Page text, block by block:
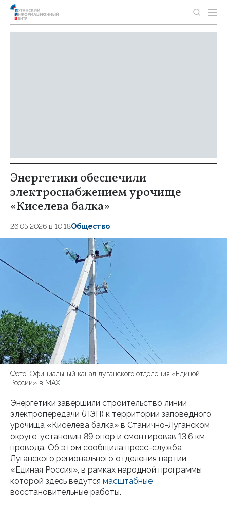
Энергетики обеспечили
электроснабжением урочище
«Киселева балка»
26.05.2026 в 10:18Общество
Фото: Официальный канал луганского отделения «Единой
России» в МАХ
Энергетики завершили строительство линии
электропередачи (ЛЭП) к территории заповедного
урочища «Киселева балка» в Станично-Луганском
округе, установив 89 опор и смонтировав 13,6 км
провода. Об этом сообщила пресс-служба
Луганского регионального отделения партии
«Единая Россия», в рамках народной программы
которой здесь ведутся масштабные
восстановительные работы.